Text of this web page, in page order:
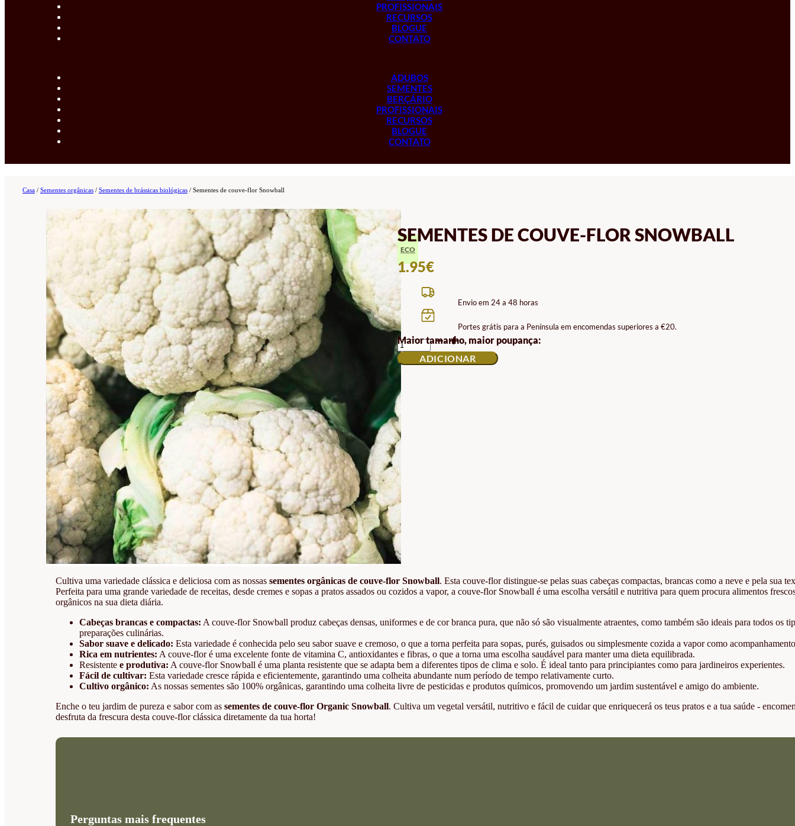
PROFISSIONAIS
RECURSOS
BLOGUE
CONTATO
ADUBOS
SEMENTES
BERÇÁRIO
PROFISSIONAIS
RECURSOS
BLOGUE
CONTATO
Casa / Sementes orgânicas / Sementes de brássicas biológicas / Sementes de couve-flor Snowball
SEMENTES DE COUVE-FLOR SNOWBALL
ECO
1.95€
Envio em 24 a 48 horas
Portes grátis para a Península em encomendas superiores a €20.
Maior tamanho, maior poupança:
QUANTIDADE
DE
SEMENTES
DE
FLOR
SNOWBALL
ADICIONAR
Cultiva uma variedade clássica e deliciosa com as nossassementes orgânicas de couve-flor Snowball. Esta couve-flor distingue-se pelas suas cabeças compactas, brancas como a neve e pela sua
Perfeita para uma grande variedade de receitas, desde cremes e sopas a pratos assados ou cozidos a vapor, a couve-flor Snowball é uma escolha versátil e nutritiva para quem procura alimentos
orgânicos na sua dieta diária.
Cabeças brancas e compactas: A couve-flor Snowball produz cabeças densas, uniformes e de cor branca pura, que não só são visualmente atraentes, como também são ideais para todos os
preparações culinárias.
Sabor suave e delicado: Esta variedade é conhecida pelo seu sabor suave e cremoso, o que a torna perfeita para sopas, purés, guisados ou simplesmente cozida a vapor como
Rica em nutrientes: A couve-flor é uma excelente fonte de vitamina C, antioxidantes e fibras, o que a torna uma escolha saudável para manter uma dieta equilibrada.
Resistentee produtiva: A couve-flor Snowball é uma planta resistente que se adapta bem a diferentes tipos de clima e solo. É ideal tanto para principiantes como para jardineiros experientes.
Fácil de cultivar: Esta variedade cresce rápida e eficientemente, garantindo uma colheita abundante num período de tempo relativamente curto.
Cultivo orgânico: As nossas sementes são 100% orgânicas, garantindo uma colheita livre de pesticidas e produtos químicos, promovendo um jardim sustentável e amigo do ambiente.
Enche o teu jardim de pureza e sabor com assementes de couve-flor Organic Snowball. Cultiva um vegetal versátil, nutritivo e fácil de cuidar que enriquecerá os teus pratos e a tua saúde -
desfruta da frescura desta couve-flor clássica diretamente da tua horta!
Perguntas mais frequentes